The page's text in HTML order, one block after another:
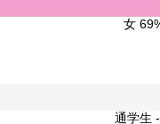
女
通学生